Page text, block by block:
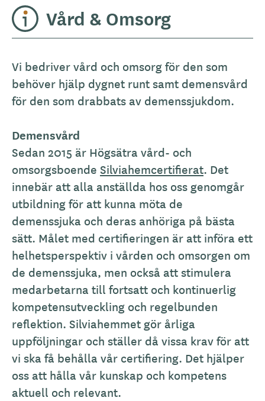
Vård & Omsorg
Vi bedriver vård och omsorg för den som
behöver hjälp dygnet runt samt demensvård
för den som drabbats av demenssjukdom.
Demensvård
Sedan 2015 är Högsätra vård- och
omsorgsboende Silviahemcertifierat. Det
innebär att alla anställda hos oss genomgår
utbildning för att kunna möta de
demenssjuka och deras anhöriga på bästa
sätt. Målet med certifieringen är att införa ett
helhetsperspektiv i vården och omsorgen om
de demenssjuka, men också att stimulera
medarbetarna till fortsatt och kontinuerlig
kompetensutveckling och regelbunden
reflektion. Silviahemmet gör årliga
uppföljningar och ställer då vissa krav för att
vi ska få behålla vår certifiering. Det hjälper
oss att hålla vår kunskap och kompetens
aktuell och relevant.